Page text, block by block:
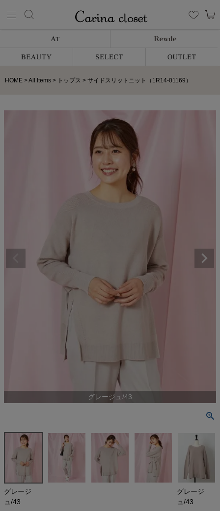
HOME All Items トップス サイドスリットニット（1R14-01169）
グレージュ/43
グレージ
ュ/43
グレージ
ュ/43